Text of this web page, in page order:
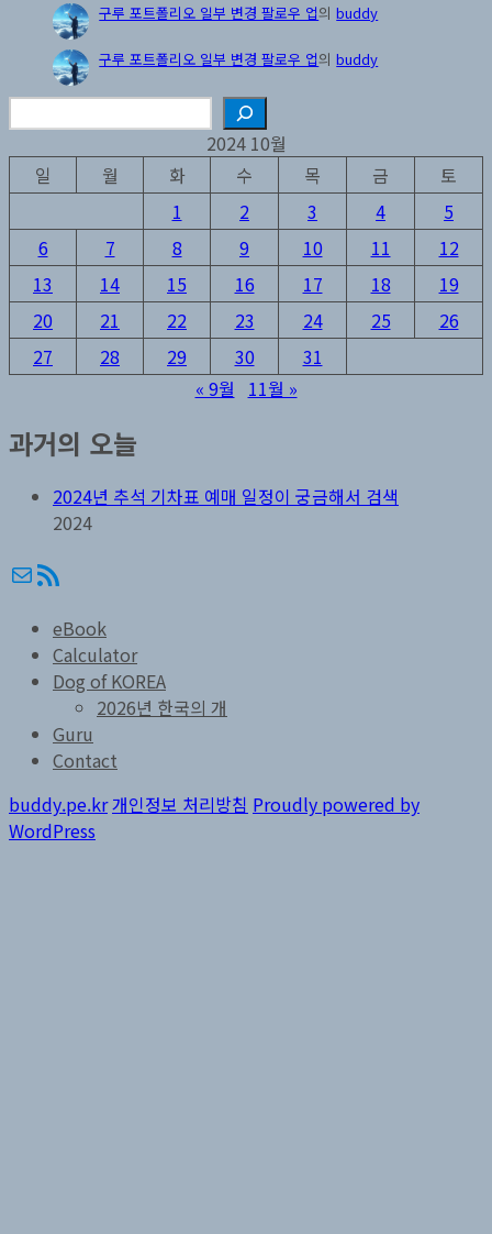
구루 포트폴리오 일부 변경 팔로우 업의buddy
구루 포트폴리오 일부 변경 팔로우 업의buddy
색
2024 10월
일
월 화 수 목 금
토
1
2 3 4
5
6
7 8 9 10 11
12
13
14 15 16 17 18
19
20
21 22 23 24 25
26
27
28 29 30
31
« 9월
11월 »
과거의 오늘
2024년 추석 기차표 예매 일정이 궁금해서 검색
2024
메일RSS
eBook
Calculator
Dog of KOREA
2026년 한국의 개
Guru
Contact
buddy.pe.kr개인정보 처리방침 Proudly powered by
WordPress